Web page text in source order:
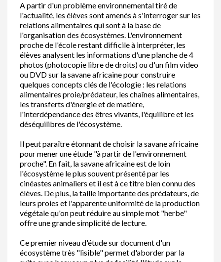
A partir d'un problème environnemental tiré de
l'actualité, les élèves sont amenés à s'interroger sur les
relations alimentaires qui sont à la base de
l'organisation des écosystèmes. L'environnement
proche de l'école restant difficile à interpréter, les
élèves analysent les informations d'une planche de 4
photos (photocopie libre de droits) ou d'un film video
ou DVD sur la savane africaine pour construire
quelques concepts clés de l'écologie : les relations
alimentaires proie/prédateur, les chaînes alimentaires,
les transferts d'énergie et de matière,
l'interdépendance des êtres vivants, l'équilibre et les
déséquilibres de l'écosystème.
Il peut paraître étonnant de choisir la savane africaine
pour mener une étude "à partir de l'environnement
proche". En fait, la savane africaine est de loin
l'écosystème le plus souvent présenté par les
cinéastes animaliers et il est à ce titre bien connu des
élèves. De plus, la taille importante des prédateurs, de
leurs proies et l'apparente uniformité de la production
végétale qu'on peut réduire au simple mot "herbe"
offre une grande simplicité de lecture.
Ce premier niveau d'étude sur document d'un
écosystème très "lisible" permet d'aborder par la